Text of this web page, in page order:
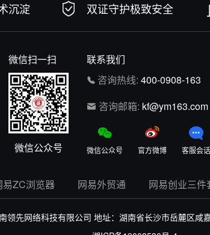
沉淀 双证守护极致安全
微信扫一扫
微信公众号
联系我们
咨询热线: 400-0908-163
咨询邮箱: kf@ym163.com
微信公众号 官方微博 客服会话
易ZC浏览器 网易外贸通 网易创业三件
领先网络科技有限公司 地址：湖南省长沙市岳麓区咸